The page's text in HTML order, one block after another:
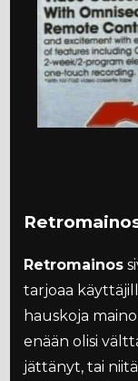
Retromainos
tarjoaa
hauskoja
enään olisi
jättänyt, tai